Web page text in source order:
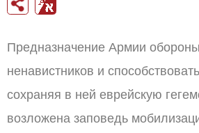
Предназначение Армии
ненавистников и
сохраняя в ней еврейскую
возложена заповедь